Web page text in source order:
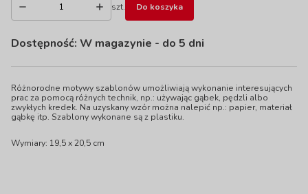
szt. Do koszyka
Dostępność: W magazynie - do 5 dni
Różnorodne motywy szablonów umożliwiają wykonanie interesujących
prac za pomocą różnych technik, np.: używając gąbek, pędzli albo
zwykłych kredek. Na uzyskany wzór można nalepić np.: papier, materiał
gąbkę itp. Szablony wykonane są z plastiku.
Wymiary: 19,5 x 20,5 cm